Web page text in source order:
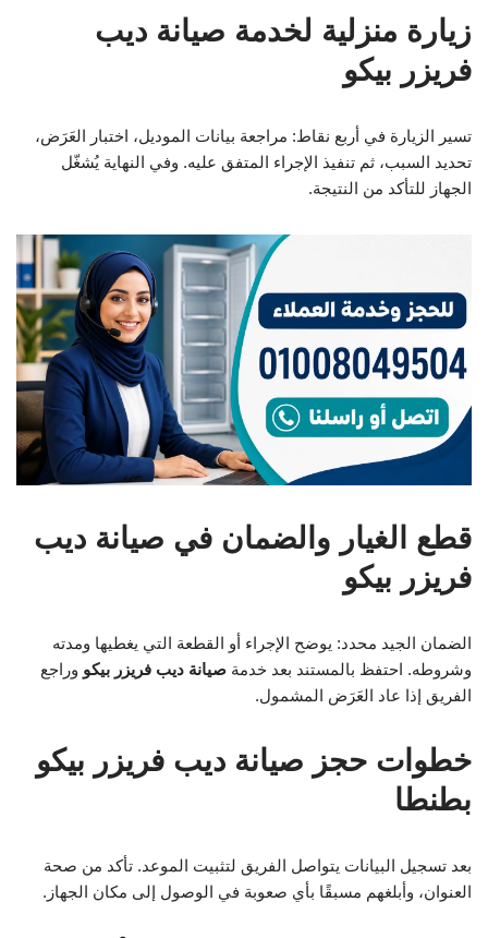
زيارة منزلية لخدمة صيانة ديب
فريزر بيكو
تسير الزيارة في أربع نقاط: مراجعة بيانات الموديل، اختبار العَرَض،
تحديد السبب، ثم تنفيذ الإجراء المتفق عليه. وفي النهاية يُشغّل
الجهاز للتأكد من النتيجة.
قطع الغيار والضمان في صيانة ديب
فريزر بيكو
الضمان الجيد محدد: يوضح الإجراء أو القطعة التي يغطيها ومدته
وشروطه. احتفظ بالمستند بعد خدمة صيانة ديب فريزر بيكو وراجع
الفريق إذا عاد العَرَض المشمول.
خطوات حجز صيانة ديب فريزر بيكو
بطنطا
بعد تسجيل البيانات يتواصل الفريق لتثبيت الموعد. تأكد من صحة
العنوان، وأبلغهم مسبقًا بأي صعوبة في الوصول إلى مكان الجهاز.